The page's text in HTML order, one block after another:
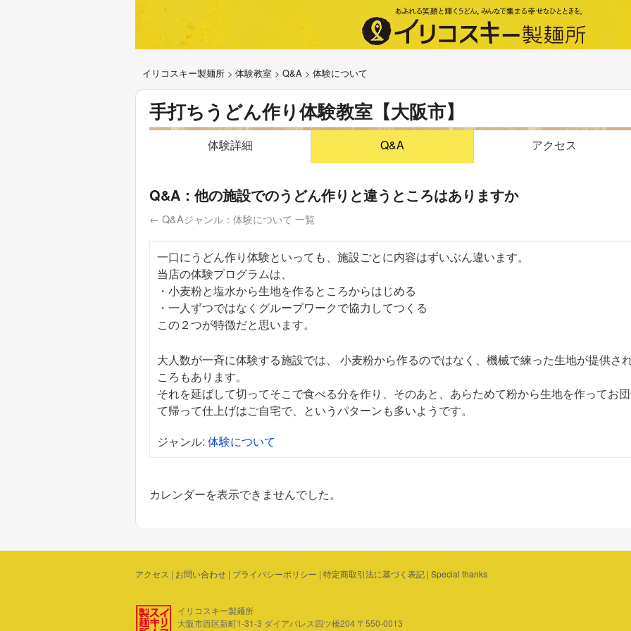
イリコスキー製麺所 > 体験教室 > Q&A > 体験について
手打ちうどん作り体験教室【大阪市】
体験詳細 Q&A アクセス
Q&A：他の施設でのうどん作りと違うところはありますか
← Q&Aジャンル：体験について 一覧
一口にうどん作り体験といっても、施設ごとに内容はずいぶん違います。
当店の体験プログラムは、
・小麦粉と塩水から生地を作るところからはじめる
・一人ずつではなくグループワークで協力してつくる
この２つが特徴だと思います。
大人数が一斉に体験する施設では、 小麦粉から作るのではなく、機械で練った生地が提供さ
ころもあります。
それを延ばして切ってそこで食べる分を作り、そのあと、あらためて粉から生地を作ってお
て帰って仕上げはご自宅で、というパターンも多いようです。
ジャンル:体験について
カレンダーを表示できませんでした。
アクセス | お問い合わせ | プライバシーポリシー | 特定商取引法に基づく表記 | Special thanks
イリコスキー製麺所
大阪市西区新町1-31-3 ダイアパレス四ツ橋204 〒550-0013